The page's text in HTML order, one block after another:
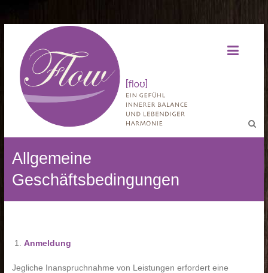
Allgemeine
Geschäftsbedingungen
Anmeldung
Jegliche Inanspruchnahme von Leistungen erfordert eine